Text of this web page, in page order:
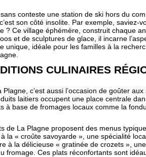
conteste une station de ski hors du
son côté insolite. Par exemple, saviez-
? Ce village éphémère, construit chaque
et de sculptures de glace, il incarne
unique, idéale pour les familles à la
CULINAIRES
Plagne, c’est aussi l’occasion de goûter
laitiers occupent une place centrale
à base de fromages locaux comme la
de La Plagne proposent des menus
la « croûte savoyarde », une spécialité
à la délicieuse « gratinée de crozets »,
fromage. Ces plats réconfortants sont